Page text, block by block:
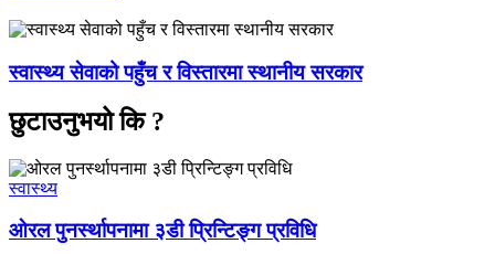
स्वास्थ्य सेवाको पहुँच र विस्तारमा स्थानीय सरकार
छुटाउनुभयो कि ?
स्वास्थ्य
ओरल पुनर्स्थापनामा ३डी प्रिन्टिङ्ग प्रविधि